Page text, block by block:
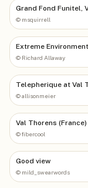
Grand Fond Funitel,
© msquirrell
Extreme
© Richard Allaway
Telepherique at Val
©allisonmeier
Val Thorens (France)
©fibercool
Good view
© mild_swearwords